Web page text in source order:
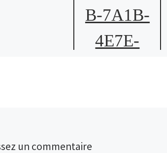
B-7A1B-
4E7E-
un commentaire